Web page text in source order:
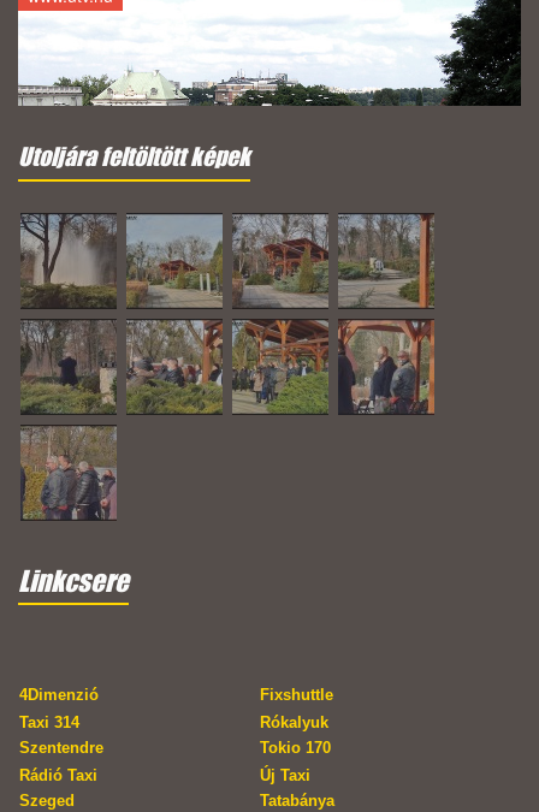
Utoljára feltöltött képek
Linkcsere
4Dimenzió
Fixshuttle
Taxi 314
Szentendre
Rókalyuk
Tokio 170
Rádió Taxi
Szeged
Új Taxi
Tatabánya